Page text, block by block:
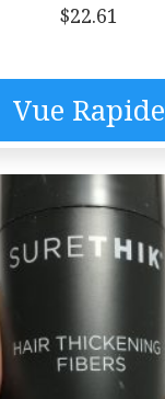
$22.61
Vue Rapide